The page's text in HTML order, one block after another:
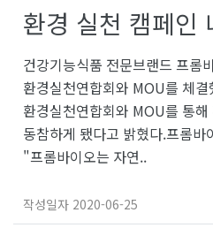
환경 실천 캠페인
건강기능식품 전문브랜드 프롬
환경실천연합회와 MOU를 체
환경실천연합회와 MOU를 통
동참하게 됐다고 밝혔다.프롬바
"프롬바이오는 자연..
작성일자 2020-06-25